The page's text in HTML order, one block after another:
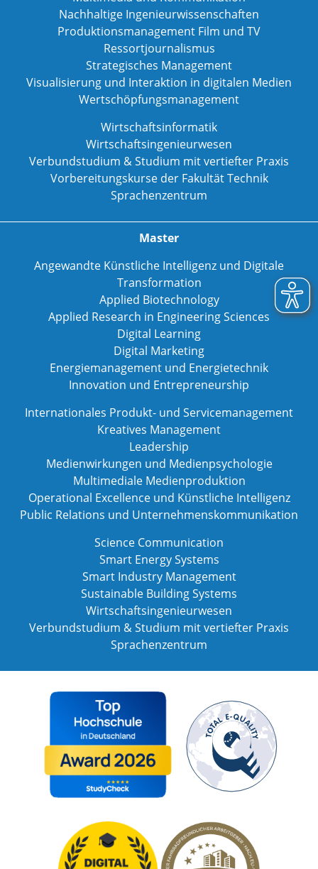
Nachhaltige Ingenieurwissenschaften
Produktionsmanagement Film und TV
Ressortjournalismus
Strategisches Management
Visualisierung und Interaktion in digitalen Medien
Wertschöpfungsmanagement
Wirtschaftsinformatik
Wirtschaftsingenieurwesen
Verbundstudium & Studium mit vertiefter Praxis
Vorbereitungskurse der Fakultät Technik
Sprachenzentrum
Master
Angewandte Künstliche Intelligenz und Digitale
Transformation
Applied Biotechnology
Applied Research in Engineering Sciences
Digital Learning
Digital Marketing
Energiemanagement und Energietechnik
Innovation und Entrepreneurship
Internationales Produkt- und Servicemanagement
Kreatives Management
Leadership
Medienwirkungen und Medienpsychologie
Multimediale Medienproduktion
Operational Excellence und Künstliche Intelligenz
Public Relations und Unternehmenskommunikation
Science Communication
Smart Energy Systems
Smart Industry Management
Sustainable Building Systems
Wirtschaftsingenieurwesen
Verbundstudium & Studium mit vertiefter Praxis
Sprachenzentrum